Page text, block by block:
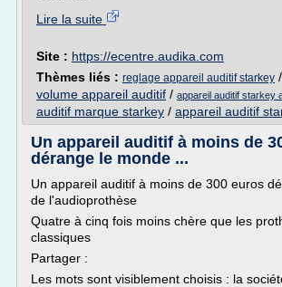
Lire la suite
Site : https://ecentre.audika.com
Thèmes liés : reglage appareil auditif starkey /
volume appareil auditif / appareil auditif starkey
auditif marque starkey / appareil auditif
Un appareil auditif à moins de
dérange le monde ...
Un appareil auditif à moins de 300 euros
de l'audioprothèse
Quatre à cinq fois moins chère que les
classiques
Partager :
Les mots sont visiblement choisis : la